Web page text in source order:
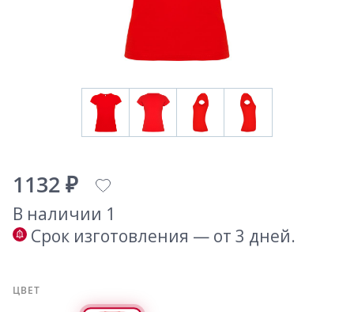
1132 ₽
В наличии 1
Срок изготовления — от 3 дней.
ЦВЕТ